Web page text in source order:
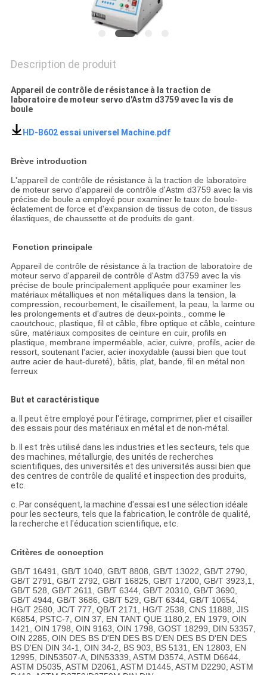
PLAN
DU
SITE
DE
CONFIDENTIALITÉ
Description de produit
Appareil de contrôle de résistance à la traction de
laboratoire de moteur servo d'Astm d3759 avec la vis de
boule
HD-B602 essai universel Machine.pdf
Brève introduction
L'appareil de contrôle de résistance à la traction de laboratoire
de moteur servo d'appareil de contrôle d'Astm d3759 avec la vis
précise de boule a employé pour examiner le taux de boule-
éclatement de force et d'expansion de tissus de coton, de tissus
élastiques, de chaussette et de produits de gant.
Fonction principale
Appareil de contrôle de résistance à la traction de laboratoire de
moteur servo d'appareil de contrôle d'Astm d3759 avec la vis
précise de boule principalement appliquée pour examiner les
matériaux métalliques et non métalliques dans la tension, la
compression, recourbement, le cisaillement, la peau, la larme ou
les prolongements et d'autres de deux-points., comme le
caoutchouc, plastique, fil et câble, fibre optique et câble, ceinture
sûre, matériaux composites de ceinture en cuir, profils en
plastique, membrane imperméable, acier, cuivre, profils, acier de
ressort, soutenant l'acier, acier inoxydable (aussi bien que tout
autre acier de haut-dureté), bâtis, plat, bande, fil en métal non
ferreux
But et caractéristique
a. Il peut être employé pour l'étirage, comprimer, plier et cisailler
des essais pour des matériaux en métal et de non-métal.
b. Il est très utilisé dans les industries et les secteurs, tels que
des machines, métallurgie, des unités de recherches
scientifiques, des universités et des universités aussi bien que
des centres de contrôle de qualité et inspection des produits,
etc.
c. Par conséquent, la machine d'essai est une sélection idéale
pour les secteurs, tels que la fabrication, le contrôle de qualité,
la recherche et l'éducation scientifique, etc.
Critères de conception
GB/T 16491, GB/T 1040, GB/T 8808, GB/T 13022, GB/T 2790,
GB/T 2791, GB/T 2792, GB/T 16825, GB/T 17200, GB/T 3923,1,
GB/T 528, GB/T 2611, GB/T 6344, GB/T 20310, GB/T 3690,
GB/T 4944, GB/T 3686, GB/T 529, GB/T 6344, GB/T 10654,
HG/T 2580, JC/T 777, QB/T 2171, HG/T 2538, CNS 11888, JIS
K6854, PSTC-7, OIN 37, EN TANT QUE 1180,2, EN 1979, OIN
1421, OIN 1798, OIN 9163, OIN 1798, GOST 18299, DIN 53357,
OIN 2285, OIN DES BS D'EN DES BS D'EN DES BS D'EN DES
BS D'EN DIN 34-1, OIN 34-2, BS 903, BS 5131, EN 12803, EN
12995, DIN53507-A, DIN53339, ASTM D3574, ASTM D6644,
ASTM D5035, ASTM D2061, ASTM D1445, ASTM D2290, ASTM